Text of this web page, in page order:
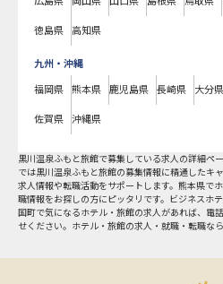
徳島県 高知県
九州・沖縄
福岡県 熊本県 鹿児島県 長崎県 大分県
佐賀県 沖縄県
黒川温泉ふもと旅館で募集している求人の詳細ペ
では黒川温泉ふもと旅館の募集情報に精通したキ
求人情報や転職活動をサポートします。熊本県で
職情報をお探しの方にピッタリです。ビジネスホ
国町で気になるホテル・旅館の求人があれば、電
せください。ホテル・旅館の求人・就職・転職な